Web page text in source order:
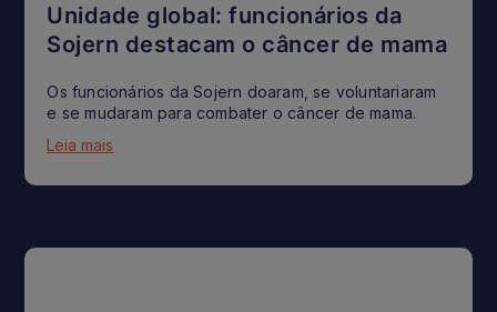
Unidade global: funcionários da
Sojern destacam o câncer de mama
Os funcionários da Sojern doaram, se voluntariaram
e se mudaram para combater o câncer de mama.
Leia mais